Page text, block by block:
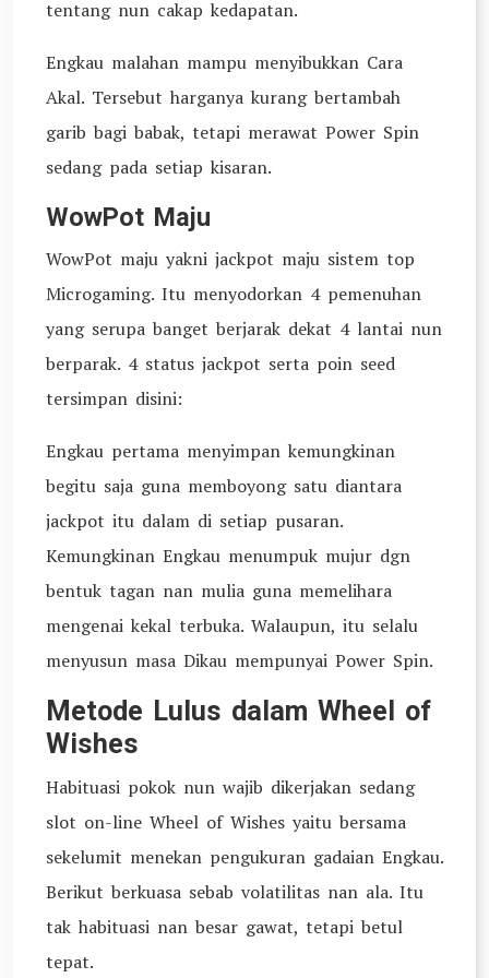
tentang nun cakap kedapatan.
Engkau malahan mampu menyibukkan Cara
Akal. Tersebut harganya kurang bertambah
garib bagi babak, tetapi merawat Power Spin
sedang pada setiap kisaran.
WowPot Maju
WowPot maju yakni jackpot maju sistem top
Microgaming. Itu menyodorkan 4 pemenuhan
yang serupa banget berjarak dekat 4 lantai nun
berparak. 4 status jackpot serta poin seed
tersimpan disini:
Engkau pertama menyimpan kemungkinan
begitu saja guna memboyong satu diantara
jackpot itu dalam di setiap pusaran.
Kemungkinan Engkau menumpuk mujur dgn
bentuk tagan nan mulia guna memelihara
mengenai kekal terbuka. Walaupun, itu selalu
menyusun masa Dikau mempunyai Power Spin.
Metode Lulus dalam Wheel of
Wishes
Habituasi pokok nun wajib dikerjakan sedang
slot on-line Wheel of Wishes yaitu bersama
sekelumit menekan pengukuran gadaian Engkau.
Berikut berkuasa sebab volatilitas nan ala. Itu
tak habituasi nan besar gawat, tetapi betul
tepat.